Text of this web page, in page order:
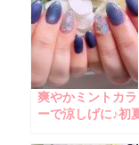
爽やかミントカラ
ーで涼しげに♪初